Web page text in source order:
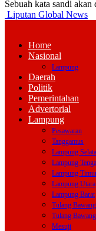
Sebuah kata sandi
Liputan Global News
Home
Nasional
Lampung
Daerah
Politik
Pemerintahan
Advertorial
Lampung
Pesawaran
Tanggamus
Lampung
Lampung
Lampung
Lampung Utara
Lampung Barat
Tulang Bawang
Tulang
Mesuji